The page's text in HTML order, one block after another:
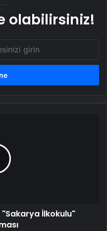
olabilirsiniz!
İlkokulu"